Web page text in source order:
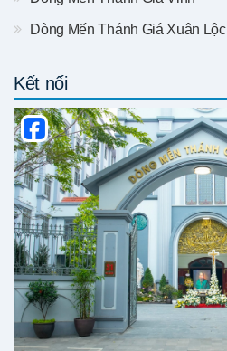
Dòng Mến Thánh Giá Xuân Lộc
Kết nối